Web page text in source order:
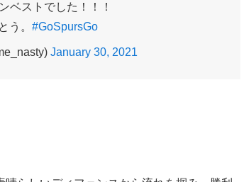
ベストでした！！！
う。 #GoSpursGo
January 30, 2021